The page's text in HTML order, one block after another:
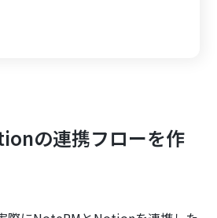
の連携フローを作